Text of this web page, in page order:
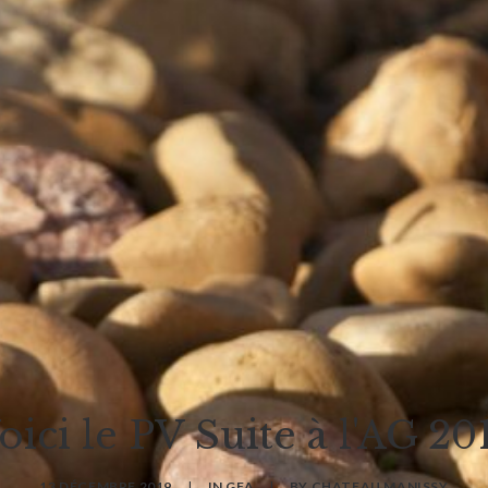
le PV Suite à l'AG